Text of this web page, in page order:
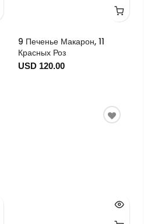
9 Печенье Макарон, 11
Красных Роз
USD 120.00